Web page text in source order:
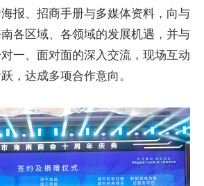
报、招商手册与多媒体资料，向与
各区域、各领域的发展机遇，并与
一、面对面的深入交流，现场互动
，达成多项合作意向。